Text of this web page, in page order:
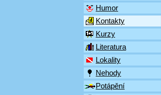
Humor
Kontakty
Kurzy
Literatura
Lokality
Nehody
Potápění